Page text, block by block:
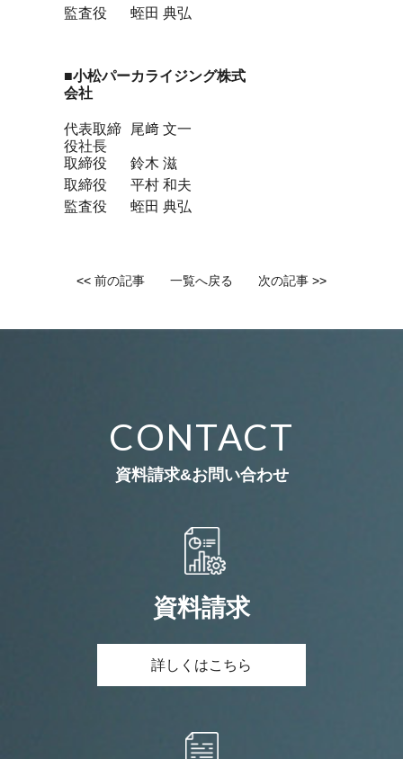
監査役
蛭田 典弘
■小松パーカライジング株式
会社
代表取締
役社長
尾﨑 文一
取締役
鈴木 滋
取締役
平村 和夫
監査役
蛭田 典弘
<< 前の記事 一覧へ戻る 次の記事 >>
CONTACT
資料請求&お問い合わせ
資料請求
詳しくはこちら